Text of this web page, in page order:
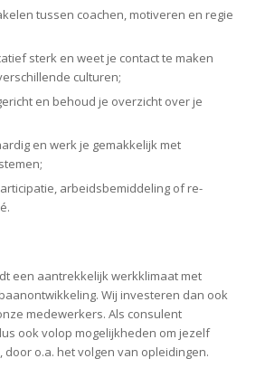
tussen coachen, motiveren en regie
sterk en weet je contact te maken
culturen;
en behoud je overzicht over je
en werk je gemakkelijk met
arbeidsbemiddeling of re-
een aantrekkelijk werkklimaat met
Wij investeren dan ook
medewerkers. Als consulent
ook volop mogelijkheden om jezelf
o.a. het volgen van opleidingen.